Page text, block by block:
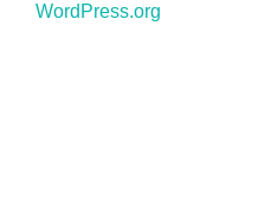
WordPress.org